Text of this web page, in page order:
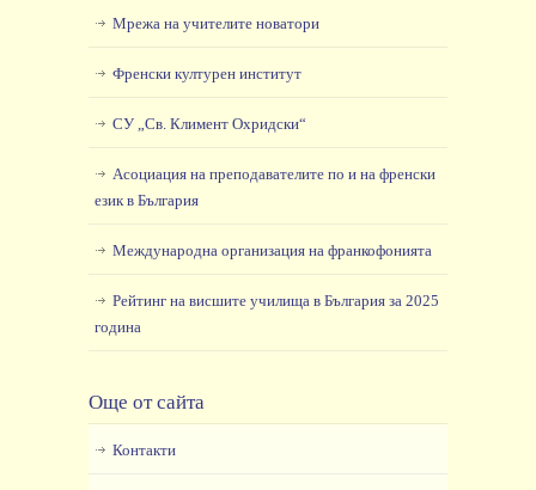
Мрежа на учителите новатори
Френски културен институт
СУ „Св. Климент Охридски“
Асоциация на преподавателите по и на френски
език в България
Международна организация на франкофонията
Рейтинг на висшите училища в България за 2025
година
Още от сайта
Контакти